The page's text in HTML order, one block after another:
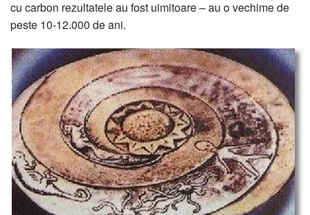
cu carbon rezultatele au fost uimitoare – au o vechime de
peste 10-12.000 de ani.